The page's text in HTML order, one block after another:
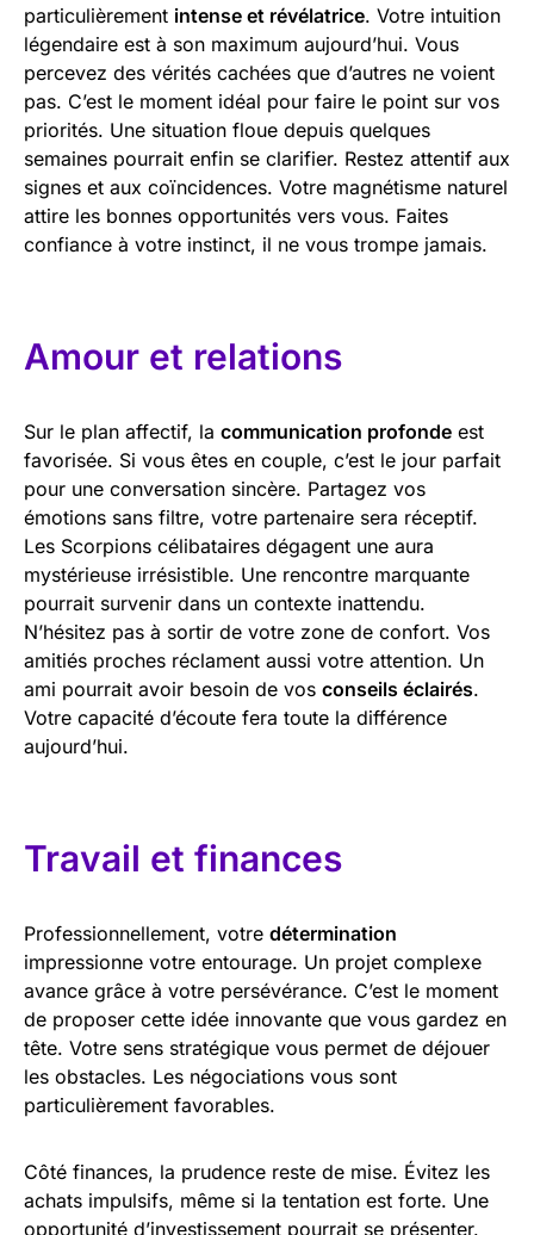
particulièrement intense et révélatrice. Votre intuition
légendaire est à son maximum aujourd’hui. Vous
percevez des vérités cachées que d’autres ne voient
pas. C’est le moment idéal pour faire le point sur vos
priorités. Une situation floue depuis quelques
semaines pourrait enfin se clarifier. Restez attentif aux
signes et aux coïncidences. Votre magnétisme naturel
attire les bonnes opportunités vers vous. Faites
confiance à votre instinct, il ne vous trompe jamais.
Amour et relations
Sur le plan affectif, la communication profonde est
favorisée. Si vous êtes en couple, c’est le jour parfait
pour une conversation sincère. Partagez vos
émotions sans filtre, votre partenaire sera réceptif.
Les Scorpions célibataires dégagent une aura
mystérieuse irrésistible. Une rencontre marquante
pourrait survenir dans un contexte inattendu.
N’hésitez pas à sortir de votre zone de confort. Vos
amitiés proches réclament aussi votre attention. Un
ami pourrait avoir besoin de vos conseils éclairés.
Votre capacité d’écoute fera toute la différence
aujourd’hui.
Travail et finances
Professionnellement, votre détermination
impressionne votre entourage. Un projet complexe
avance grâce à votre persévérance. C’est le moment
de proposer cette idée innovante que vous gardez en
tête. Votre sens stratégique vous permet de déjouer
les obstacles. Les négociations vous sont
particulièrement favorables.
Côté finances, la prudence reste de mise. Évitez les
achats impulsifs, même si la tentation est forte. Une
opportunité d’investissement pourrait se présenter.